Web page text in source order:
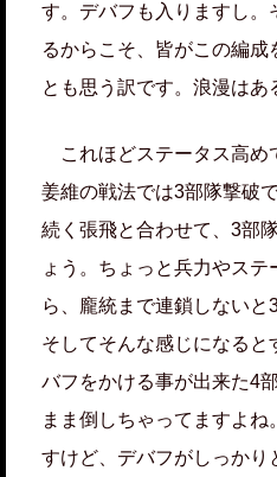
す。デバフも入りますし。
るからこそ、皆がこの編
とも思う訳です。浪漫はあ
これほどステータス高め
姜維の戦法では3部隊撃破
続く張飛と合わせて、3部
ょう。ちょっと兵力やス
ら、龐統まで連鎖しないと
そしてそんな感じになる
バフをかける事が出来た4
まま倒しちゃってますよね
すけど、デバフがしっかり